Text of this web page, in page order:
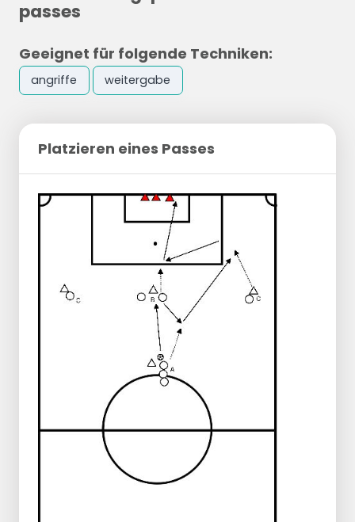
passes
Geeignet für folgende Techniken:
angriffe weitergabe
Platzieren eines Passes